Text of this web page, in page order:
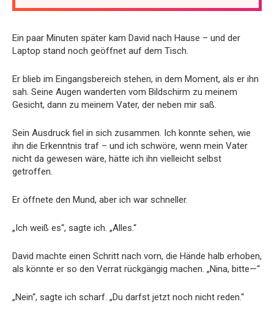
Ein paar Minuten später kam David nach Hause – und der
Laptop stand noch geöffnet auf dem Tisch.
Er blieb im Eingangsbereich stehen, in dem Moment, als er ihn
sah. Seine Augen wanderten vom Bildschirm zu meinem
Gesicht, dann zu meinem Vater, der neben mir saß.
Sein Ausdruck fiel in sich zusammen. Ich konnte sehen, wie
ihn die Erkenntnis traf – und ich schwöre, wenn mein Vater
nicht da gewesen wäre, hätte ich ihn vielleicht selbst
getroffen.
Er öffnete den Mund, aber ich war schneller.
„Ich weiß es“, sagte ich. „Alles.“
David machte einen Schritt nach vorn, die Hände halb erhoben,
als könnte er so den Verrat rückgängig machen. „Nina, bitte—“
„Nein“, sagte ich scharf. „Du darfst jetzt noch nicht reden.“